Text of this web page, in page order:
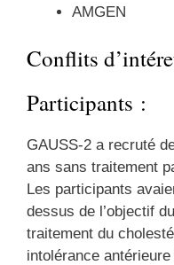
AMGEN
Conflits
Participants :
GAUSS-2 a recruté
ans sans traitement
Les participants
dessus de l’objectif
traitement du
intolérance